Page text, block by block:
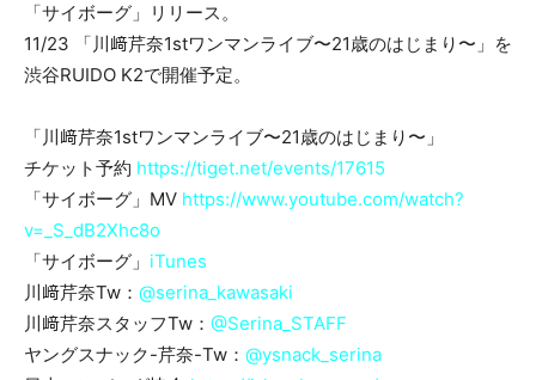
「サイボーグ」リリース。
11/23 「川﨑芹奈1stワンマンライブ〜21歳のはじまり〜」を
渋谷RUIDO K2で開催予定。
「川﨑芹奈1stワンマンライブ〜21歳のはじまり〜」
チケット予約 https://tiget.net/events/17615
「サイボーグ」MV https://www.youtube.com/watch?
v=_S_dB2Xhc8o
「サイボーグ」 iTunes
川﨑芹奈Tw： @serina_kawasaki
川﨑芹奈スタッフTw： @Serina_STAFF
ヤングスナック-芹奈-Tw： @ysnack_serina